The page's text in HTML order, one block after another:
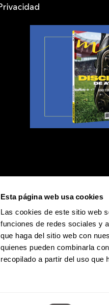
Esta página web usa cookies
Las cookies de este sitio web
funciones de redes sociales y
que haga del sitio web con
quienes pueden combinarla
recopilado a partir del uso que